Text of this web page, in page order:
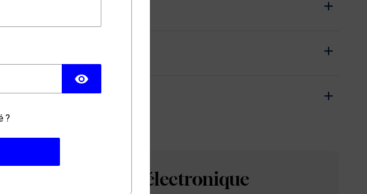
visibility
?
de la cigarette électronique